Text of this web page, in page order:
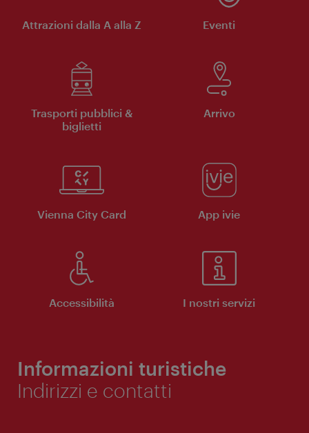
Attrazioni dalla A alla Z Eventi
Trasporti pubblici &
biglietti
Arrivo
Vienna City Card App ivie
Accessibilità I nostri servizi
Informazioni turistiche
Indirizzi e contatti